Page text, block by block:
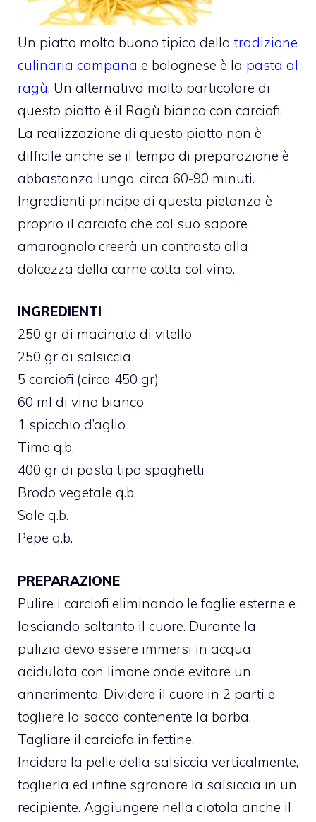
Un piatto molto buono tipico della tradizione
culinaria campana e bolognese è la pasta al
ragù. Un alternativa molto particolare di
questo piatto è il Ragù bianco con carciofi.
La realizzazione di questo piatto non è
difficile anche se il tempo di preparazione è
abbastanza lungo, circa 60-90 minuti.
Ingredienti principe di questa pietanza è
proprio il carciofo che col suo sapore
amarognolo creerà un contrasto alla
dolcezza della carne cotta col vino.
INGREDIENTI
250 gr di macinato di vitello
250 gr di salsiccia
5 carciofi (circa 450 gr)
60 ml di vino bianco
1 spicchio d’aglio
Timo q.b.
400 gr di pasta tipo spaghetti
Brodo vegetale q.b.
Sale q.b.
Pepe q.b.
PREPARAZIONE
Pulire i carciofi eliminando le foglie esterne e
lasciando soltanto il cuore. Durante la
pulizia devo essere immersi in acqua
acidulata con limone onde evitare un
annerimento. Dividere il cuore in 2 parti e
togliere la sacca contenente la barba.
Tagliare il carciofo in fettine.
Incidere la pelle della salsiccia verticalmente,
toglierla ed infine sgranare la salsiccia in un
recipiente. Aggiungere nella ciotola anche il